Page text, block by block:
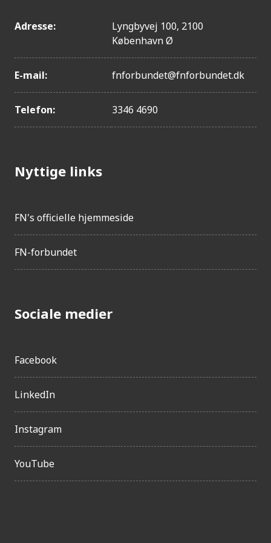
Adresse:
Lyngbyvej 100, 2100
København Ø
E-mail: fnforbundet@fnforbundet.dk
Telefon: 3346 4690
Nyttige links
FN's officielle hjemmeside
FN-forbundet
Sociale medier
Facebook
LinkedIn
Instagram
YouTube